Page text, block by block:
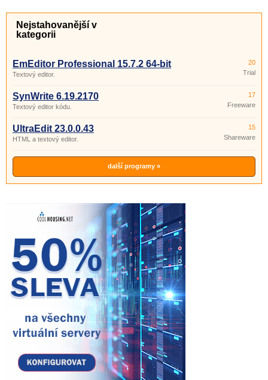
Nejstahovanější v
kategorii
EmEditor Professional 15.7.2 64-bit
Textový editor.
20
Trial
SynWrite 6.19.2170
Textový editor kódu.
17
Freeware
UltraEdit 23.0.0.43
HTML a textový editor.
15
Shareware
další programy »